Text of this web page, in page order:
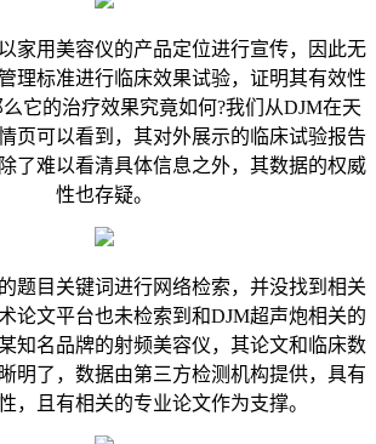
用美容仪的产品定位进行宣传，因此无
理标准进行临床效果试验，证明其有效性
它的治疗效果究竟如何?我们从DJM在天
页可以看到，其对外展示的临床试验报告
了难以看清具体信息之外，其数据的权威
性也存疑。
目关键词进行网络检索，并没找到相关
论文平台也未检索到和DJM超声炮相关的
知名品牌的射频美容仪，其论文和临床数
明了，数据由第三方检测机构提供，具有
，且有相关的专业论文作为支撑。